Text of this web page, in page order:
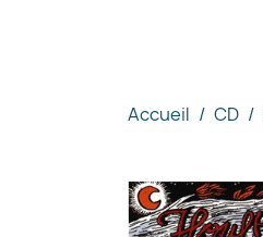
Accueil CD